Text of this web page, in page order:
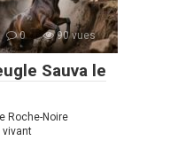
0 90 vues
Sauva le
Roche-Noire
vivant